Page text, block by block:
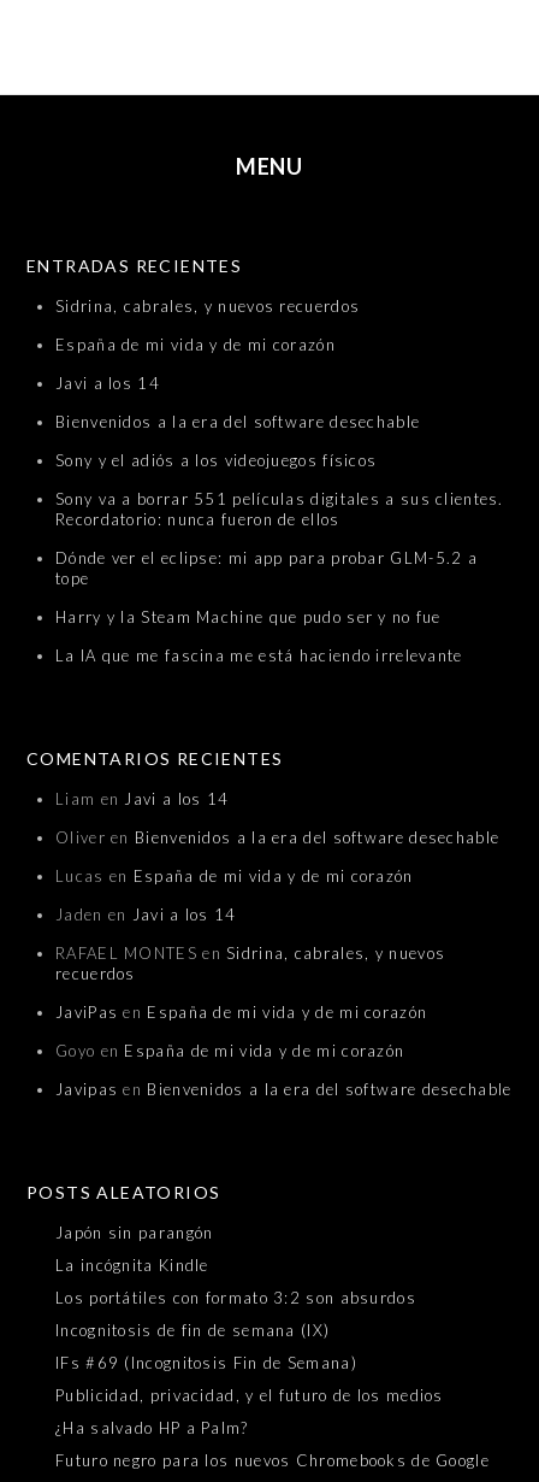
MENU
ENTRADAS RECIENTES
Sidrina, cabrales, y nuevos recuerdos
España de mi vida y de mi corazón
Javi a los 14
Bienvenidos a la era del software desechable
Sony y el adiós a los videojuegos físicos
Sony va a borrar 551 películas digitales a sus clientes.
Recordatorio: nunca fueron de ellos
Dónde ver el eclipse: mi app para probar GLM-5.2 a
tope
Harry y la Steam Machine que pudo ser y no fue
La IA que me fascina me está haciendo irrelevante
COMENTARIOS RECIENTES
Liam en Javi a los 14
Oliver en Bienvenidos a la era del software desechable
Lucas en España de mi vida y de mi corazón
Jaden en
Javi a los 14
RAFAEL MONTES enSidrina, cabrales, y nuevos
recuerdos
JaviPas en España de mi vida y de mi corazón
Goyo en España de mi vida y de mi corazón
Javipas en Bienvenidos a la era del software desechable
POSTS ALEATORIOS
Japón sin parangón
La incógnita Kindle
Los portátiles con formato 3:2 son absurdos
Incognitosis de fin de semana (IX)
IFs #69 (Incognitosis Fin de Semana)
Publicidad, privacidad, y el futuro de los medios
¿Ha salvado HP a Palm?
Futuro negro para los nuevos Chromebooks de Google